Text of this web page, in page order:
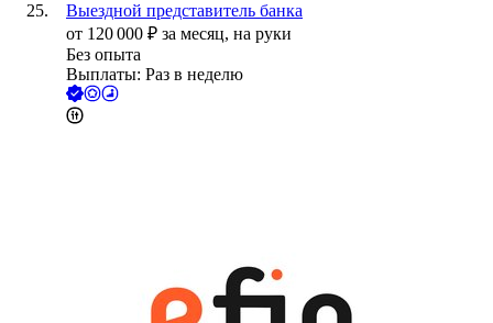
Выездной представитель банка
от 120 000 ₽ за месяц, на руки
Без опыта
Выплаты: Раз в неделю